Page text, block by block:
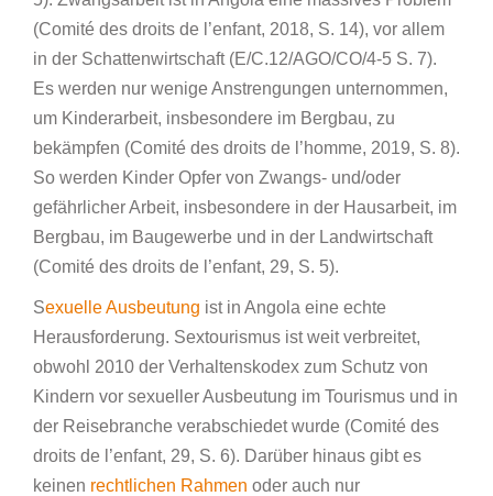
(Comité des droits de l’enfant, 2018, S. 14), vor allem
in der Schattenwirtschaft (E/C.12/AGO/CO/4-5 S. 7).
Es werden nur wenige Anstrengungen unternommen,
um Kinderarbeit, insbesondere im Bergbau, zu
bekämpfen (Comité des droits de l’homme, 2019, S. 8).
So werden Kinder Opfer von Zwangs- und/oder
gefährlicher Arbeit, insbesondere in der Hausarbeit, im
Bergbau, im Baugewerbe und in der Landwirtschaft
(Comité des droits de l’enfant, 29, S. 5).
Sexuelle Ausbeutung ist in Angola eine echte
Herausforderung. Sextourismus ist weit verbreitet,
obwohl 2010 der Verhaltenskodex zum Schutz von
Kindern vor sexueller Ausbeutung im Tourismus und in
der Reisebranche verabschiedet wurde (Comité des
droits de l’enfant, 29, S. 6). Darüber hinaus gibt es
keinen rechtlichen Rahmen oder auch nur